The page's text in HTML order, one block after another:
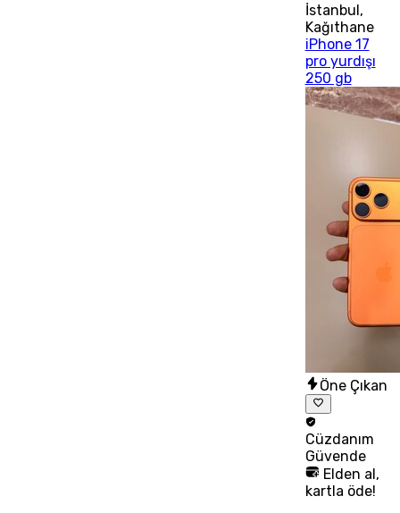
İstanbul,
Kağıthane
iPhone 17
pro yurdışı
250 gb
Öne Çıkan
Cüzdanım
Güvende
Elden al,
kartla öde!